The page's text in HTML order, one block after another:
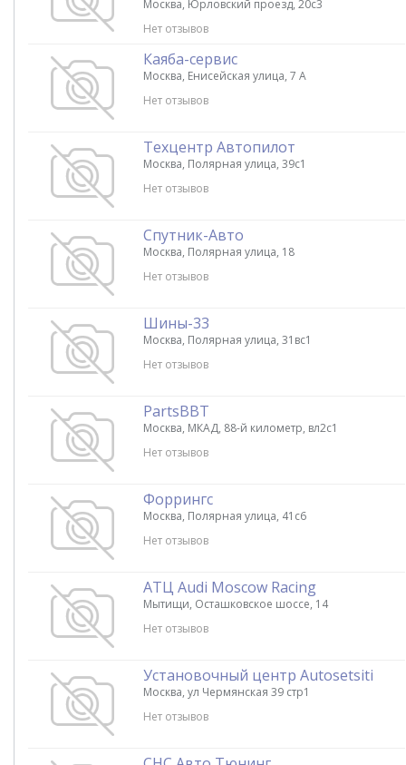
Москва, Юрловский проезд, 20с3
Нет отзывов
Каяба-сервис
Москва, Енисейская улица, 7 А
Нет отзывов
Техцентр Автопилот
Москва, Полярная улица, 39с1
Нет отзывов
Спутник-Авто
Москва, Полярная улица, 18
Нет отзывов
Шины-33
Москва, Полярная улица, 31вс1
Нет отзывов
PartsBBT
Москва, МКАД, 88-й километр, вл2с1
Нет отзывов
Форрингс
Москва, Полярная улица, 41с6
Нет отзывов
АТЦ Audi Moscow Racing
Мытищи, Осташковское шоссе, 14
Нет отзывов
Установочный центр Autosetsiti
Москва, ул Чермянская 39 стр1
Нет отзывов